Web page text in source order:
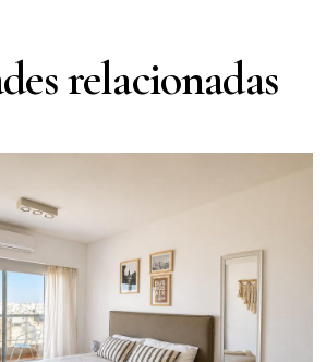
relacionadas